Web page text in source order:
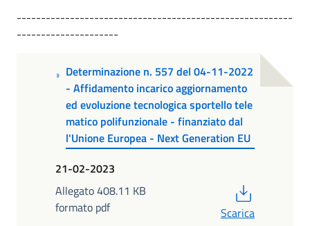
---------------------------------------------------------
---------------------
Determinazione n. 557 del 04-11-2022
- Affidamento incarico aggiornamento
ed evoluzione tecnologica sportello tele
matico polifunzionale - finanziato dal
l'Unione Europea - Next Generation EU
21-02-2023
Allegato 408.11 KB
formato pdf
Scarica